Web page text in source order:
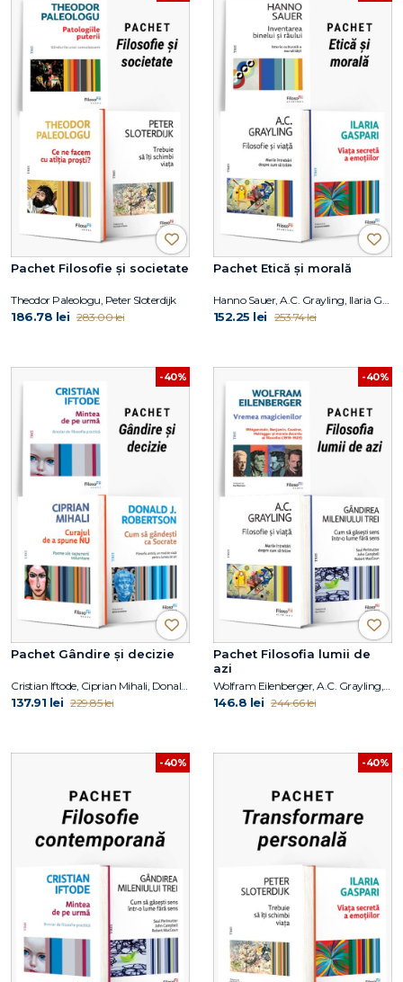
Pachet Filosofie și societate
Theodor Paleologu, Peter Sloterdijk
186.78 lei 283.00 lei
Pachet Etică și morală
Hanno Sauer, A.C. Grayling, Ilaria Gaspari
152.25 lei 253.74 lei
-40%
Pachet Gândire și decizie
137.91 lei 229.85 lei
-40%
Pachet Filosofia lumii de
azi
146.8 lei 244.66 lei
-40% -40%